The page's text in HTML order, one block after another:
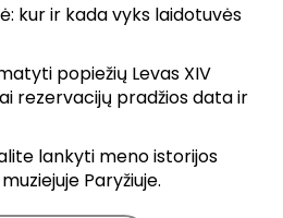
kur ir kada vyks laidotuvės
popiežių Levas XIV
rezervacijų pradžios data ir
lankyti meno istorijos
Paryžiuje.